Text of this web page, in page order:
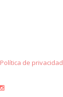
Política de privacidad